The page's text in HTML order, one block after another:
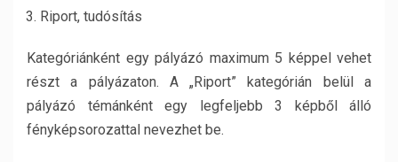
Riport, tudósítás
Kategóriánként egy pályázó maximum 5 képpel vehet
részt a pályázaton. A „Riport” kategórián belül a
pályázó témánként egy legfeljebb 3 képből álló
fényképsorozattal nevezhet be.